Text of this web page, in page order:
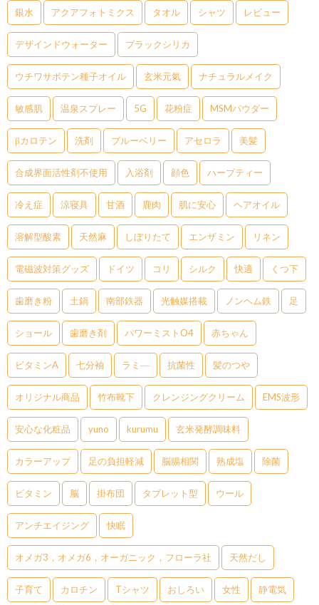
銀水 アクアフォトミクス タオル シャツ レビュー
デザインドウォーター ブラックシリカ
ウチワサボテン種子オイル 玄米元氣 ナチュラルメイク
敏感肌 温泉スプレー 5G 花粉症 MSMパウダー
βカロテン 洗剤 ブルーベリー アセロラ 美髪
合成界面活性剤不使用 入浴剤 顔色 ハーブティー
冷え症 涼寝具 甘酒 鹿肉 肌に安心 ヘアオイル
溶解型酸素 天然麻 しぼりたて エンザミン リネン
電磁波対策グッズ ドイツ コリ シルク 快適 くつ下
歯磨き粉 土鍋 南部鉄器 光触媒搭載 ノンヘム鉄 足
ショール 歯磨き剤 パワーミストO4 赤ちゃん
ビタミンA 七分袖 ラミ― 抗菌性 髪のつや
オリジナル商品 竹布靴下 クレンジングクリーム EMS波形
安心な化粧品 yuno kurumu 玄米発酵調味料
カラーアップ 足の負担軽減 脳腸相関 熟成塩 除菌
ビタミン 脳 掛布団 タブレット型 ウール
アンチエイジング 快眠
オメガ3，オメガ6，オーガニック，フローラ社 天然だし
子育て カロチン Tシャツ おしろい 女性 静電気